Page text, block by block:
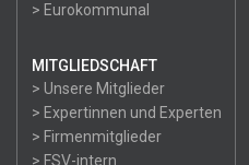
> Eurokommunal
MITGLIEDSCHAFT
> Unsere Mitglieder
> Expertinnen und Experten
> Firmenmitglieder
> FSV-intern